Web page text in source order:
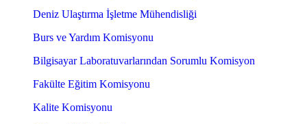
Deniz Ulaştırma İşletme Mühendisliği
Burs ve Yardım Komisyonu
Bilgisayar Laboratuvarlarından Sorumlu Komisyon
Fakülte Eğitim Komisyonu
Kalite Komisyonu